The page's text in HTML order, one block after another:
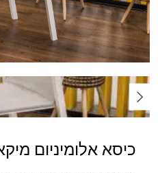
כיסא אלומיניום